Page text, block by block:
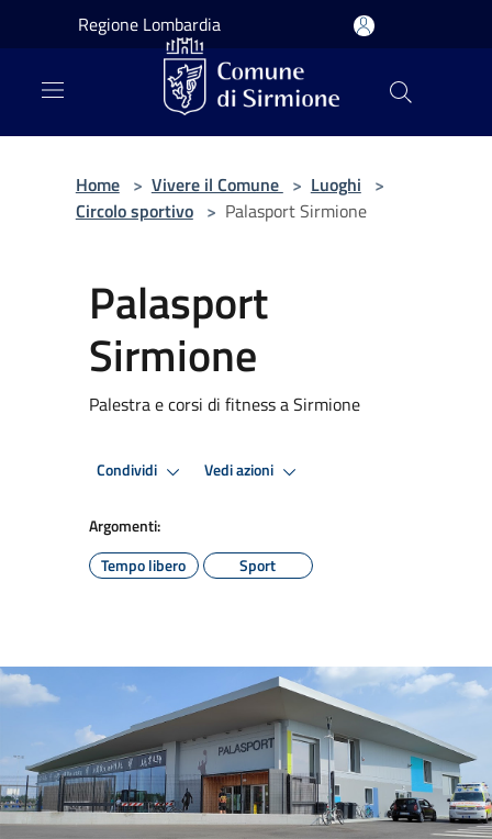
Salta al contenuto principale
Regione Lombardia
Home > Vivere il Comune > Luoghi >
Circolo sportivo > Palasport Sirmione
Palasport
Sirmione
Palestra e corsi di fitness a Sirmione
Condividi Vedi azioni
Argomenti:
Tempo libero
Sport